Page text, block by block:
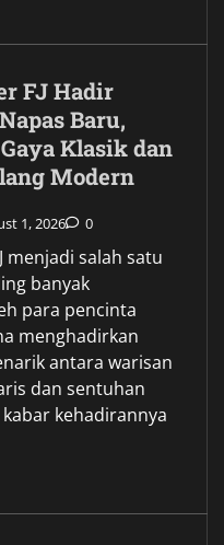
FJ Hadir
Baru,
Klasik dan
Modern
1, 2026 0
menjadi salah satu
banyak
para pencinta
menghadirkan
antara warisan
dan sentuhan
kehadirannya